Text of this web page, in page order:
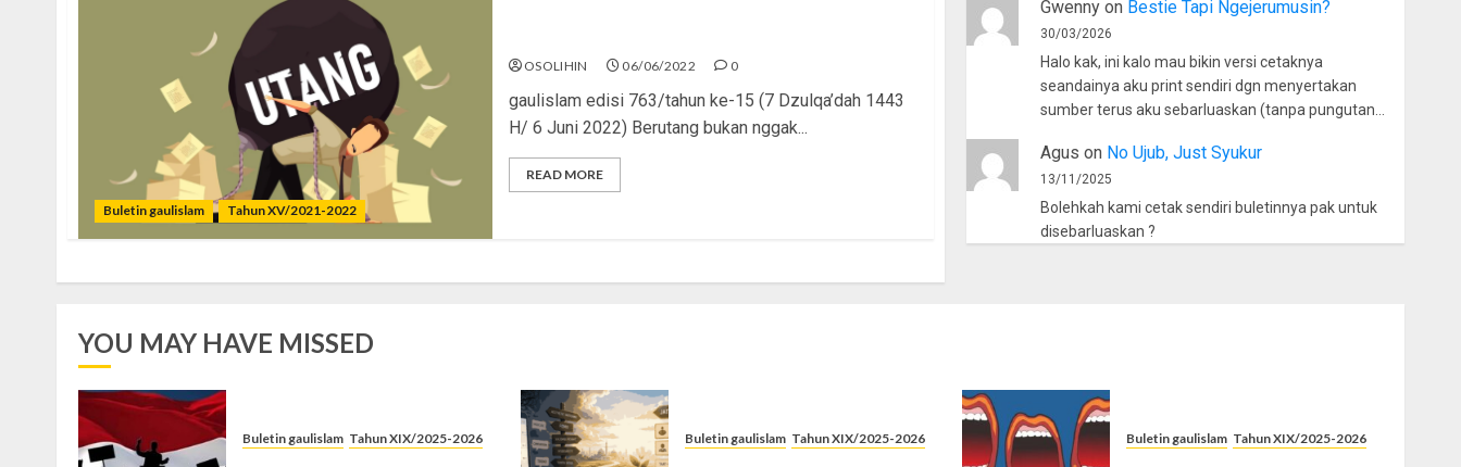
Buletin gaulislam Tahun XV/2021-2022
OSOLIHIN 06/06/2022 0
gaulislam edisi 763/tahun ke-15 (7 Dzulqa’dah 1443
H/ 6 Juni 2022) Berutang bukan nggak...
READ MORE
Gwennyon Bestie Tapi Ngejerumusin?
30/03/2026
Halo kak, ini kalo mau bikin versi cetaknya
seandainya aku print sendiri dgn menyertakan
sumber terus aku sebarluaskan (tanpa pungutan…
Agus on No Ujub, Just Syukur
13/11/2025
Bolehkah kami cetak sendiri buletinnya pak untuk
disebarluaskan ?
YOU MAY HAVE MISSED
Buletin gaulislam Tahun XIX/2025-2026 Buletin gaulislam Tahun XIX/2025-2026 Buletin gaulislam Tahun XIX/2025-2026